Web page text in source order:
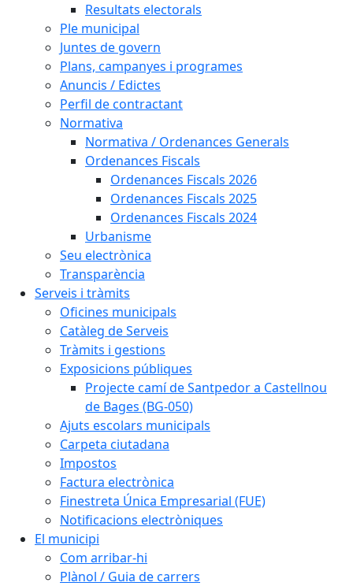
Resultats electorals
Ple municipal
Juntes de govern
Plans, campanyes i programes
Anuncis / Edictes
Perfil de contractant
Normativa
Normativa / Ordenances Generals
Ordenances Fiscals
Ordenances Fiscals 2026
Ordenances Fiscals 2025
Ordenances Fiscals 2024
Urbanisme
Seu electrònica
Transparència
Serveis i tràmits
Oficines municipals
Catàleg de Serveis
Tràmits i gestions
Exposicions públiques
Projecte camí de Santpedor a Castellnou
de Bages (BG-050)
Ajuts escolars municipals
Carpeta ciutadana
Impostos
Factura electrònica
Finestreta Única Empresarial (FUE)
Notificacions electròniques
El municipi
Com arribar-hi
Plànol / Guia de carrers